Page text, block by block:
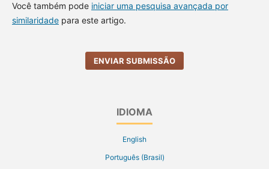
Você também pode iniciar uma pesquisa avançada por
similaridadepara este artigo.
ENVIAR SUBMISSÃO
IDIOMA
English
Português (Brasil)